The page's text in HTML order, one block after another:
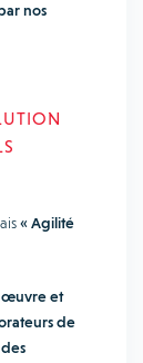
nos
« Agilité
œuvre et
de